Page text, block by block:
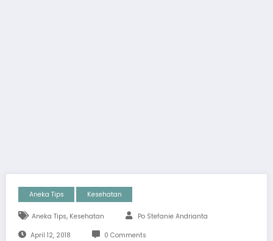
Aneka Tips Kesehatan
Aneka Tips, Kesehatan Po Stefanie Andrianta
April 12, 2018 0 Comments